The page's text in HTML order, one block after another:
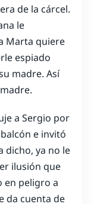
de la cárcel.
le
Marta quiere
espiado
madre. Así
a Sergio por
e invitó
dicho, ya no le
ilusión que
en peligro a
da cuenta de